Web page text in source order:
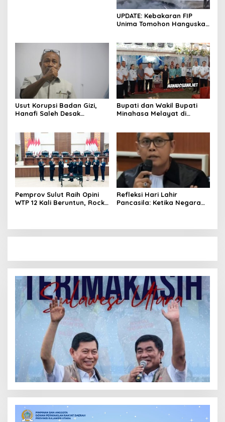
UPDATE: Kebakaran FIP
Unima Tomohon Hanguskan
Usut Korupsi Badan Gizi,
Hanafi Saleh Desak
Bupati dan Wakil Bupati
Minahasa Melayat di
Remboken
Pemprov Sulut Raih Opini
WTP 12 Kali Beruntun, Rocky
Refleksi Hari Lahir
Pancasila: Ketika Negara